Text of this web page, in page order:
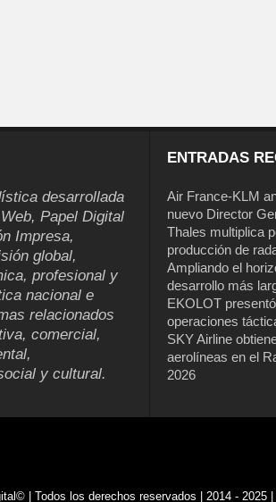
desarrollada
Papel Digital
Impresa,
global,
profesional y
nacional e
relacionados
comercial,
y cultural.
ENTRADAS
Air France-KLM
nuevo Director
Thales multiplica
producción de
Ampliando el
desarrollo más
EKOLOT
operaciones
SKY Airline
aerolíneas en el
2026
Air
Mallet
para
| Todos los derechos reservados | 2014 - 2025 |